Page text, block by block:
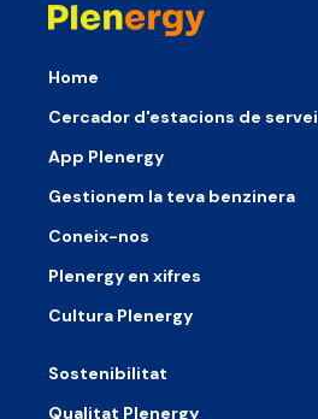
Home
Cercador d'estacions de servei
App Plenergy
Gestionem la teva benzinera
Coneix-nos
Plenergy en xifres
Cultura Plenergy
Sostenibilitat
Qualitat Plenergy